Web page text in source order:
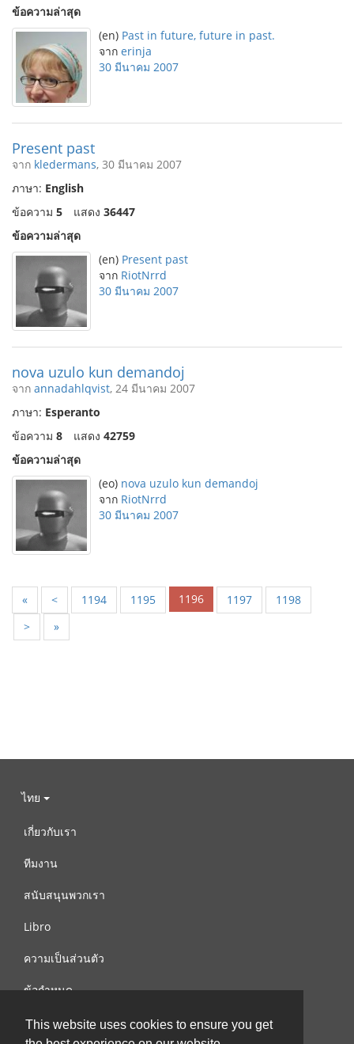
This website uses cookies to ensure you get
ข้อความล่าสุด
(en) Past in future, future in past.
จาก erinja
30 มีนาคม 2007
Present past
จาก kledermans, 30 มีนาคม 2007
ภาษา: English
ข้อความ 5 แสดง 36447
ข้อความล่าสุด
(en) Present past
จาก RiotNrrd
30 มีนาคม 2007
nova uzulo kun demandoj
จาก annadahlqvist, 24 มีนาคม 2007
ภาษา: Esperanto
ข้อความ 8 แสดง 42759
ข้อความล่าสุด
(eo) nova uzulo kun demandoj
จาก RiotNrrd
30 มีนาคม 2007
« < 1194 1195 1196 1197
1198
>
»
ไทย
เกี่ยวกับเรา
ทีมงาน
สนับสนุนพวกเรา
Libro
ความเป็นส่วนตัว
ข้อกำหนด
ติดต่อเรา